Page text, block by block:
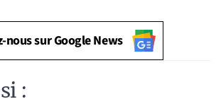
nous sur Google News
: